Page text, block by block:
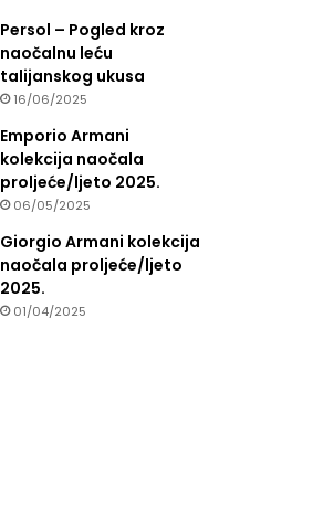
Persol – Pogled kroz
naočalnu leću
talijanskog ukusa
16/06/2025
Emporio Armani
kolekcija naočala
proljeće/ljeto 2025.
06/05/2025
Giorgio Armani kolekcija
naočala proljeće/ljeto
2025.
01/04/2025